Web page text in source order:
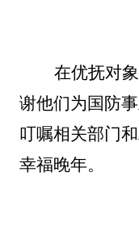
在优抚对
谢他们为国防
叮嘱相关部门
幸福晚年。